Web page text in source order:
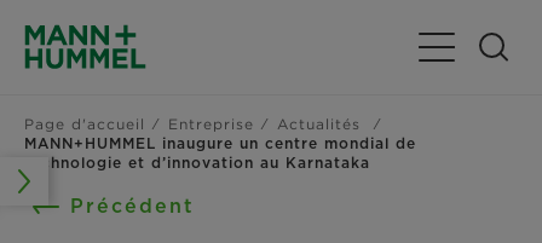
Basculer la
Page d'accueil Entreprise
Actualités
MANN+HUMMEL inaugure un centre mondial de
technologie et d’innovation au Karnataka
Précédent